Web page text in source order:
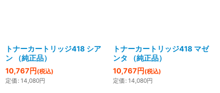
トナーカートリッジ418 シア
ン （純正品）
10,767 円 (税込)
定価 : 14,080円
トナーカートリッジ418 マゼ
ンタ （純正品）
10,767 円 (税込)
定価 : 14,080円